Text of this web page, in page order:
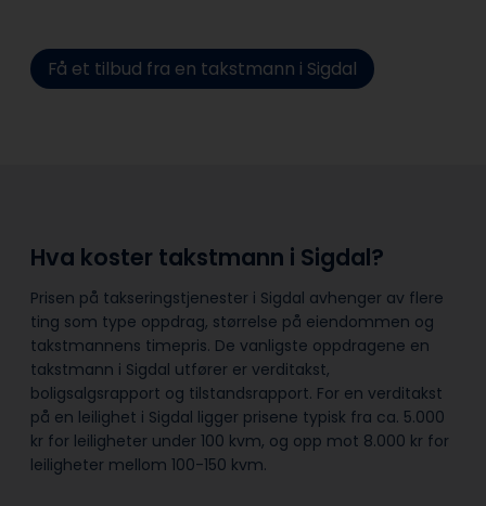
Få et tilbud fra en takstmann i Sigdal
Hva koster takstmann i Sigdal?
Prisen på takseringstjenester i Sigdal avhenger av flere
ting som type oppdrag, størrelse på eiendommen og
takstmannens timepris. De vanligste oppdragene en
takstmann i Sigdal utfører er verditakst,
boligsalgsrapport og tilstandsrapport. For en verditakst
på en leilighet i Sigdal ligger prisene typisk fra ca. 5.000
kr for leiligheter under 100 kvm, og opp mot 8.000 kr for
leiligheter mellom 100-150 kvm.